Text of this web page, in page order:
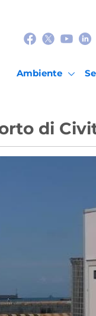
Ambiente
di